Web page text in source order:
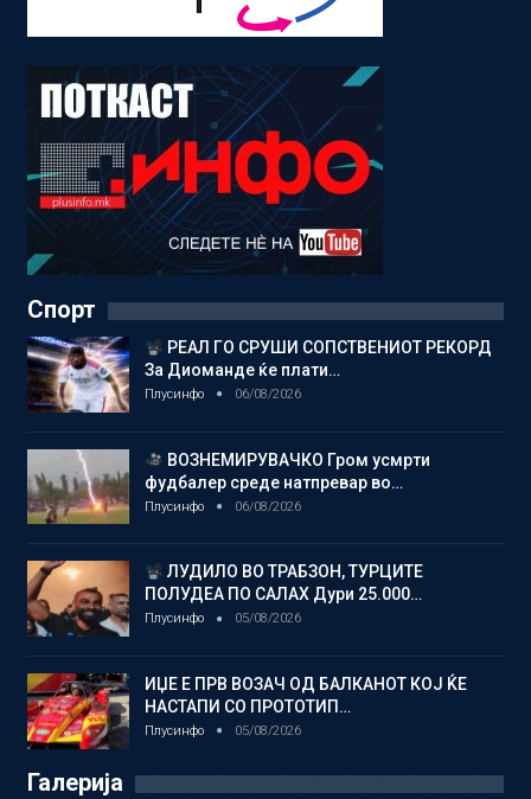
Спорт
РЕАЛ ГО СРУШИ СОПСТВЕНИОТ РЕКОРД
За Диоманде ќе плати…
Плусинфо 06/08/2026
ВОЗНЕМИРУВАЧКО Гром усмрти
фудбалер среде натпревар во…
Плусинфо 06/08/2026
ЛУДИЛО ВО ТРАБЗОН, ТУРЦИТЕ
ПОЛУДЕА ПО САЛАХ Дури 25.000…
Плусинфо 05/08/2026
ИЏЕ Е ПРВ ВОЗАЧ ОД БАЛКАНОТ КОЈ ЌЕ
НАСТАПИ СО ПРОТОТИП…
Плусинфо 05/08/2026
Галерија